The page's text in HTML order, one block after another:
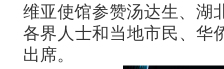
维亚使馆参赞汤达生、湖
各界人士和当地市民、华
出席。